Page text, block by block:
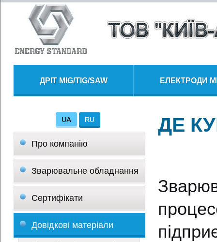
ДРІТ MIG/TIG/SAW ЕЛЕКТРОДИ
Про компанію
Зварювальне обладнання
Сертифікати
Довідкові матеріали
ДЕ